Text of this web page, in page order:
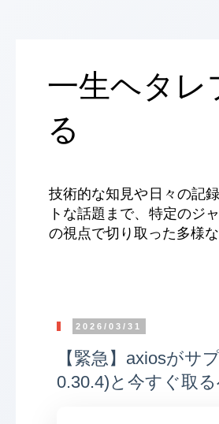
一生ヘタレ
る
技術的な知見や日々の記
トな話題まで、特定のジ
の視点で切り取った多様
2026/03/31
【緊急】axiosがサ
0.30.4)と今すぐ取